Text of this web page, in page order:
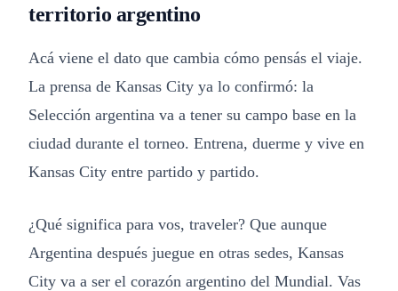
territorio argentino
Acá viene el dato que cambia cómo pensás el viaje.
La prensa de Kansas City ya lo confirmó: la
Selección argentina va a tener su campo base en la
ciudad durante el torneo. Entrena, duerme y vive en
Kansas City entre partido y partido.
¿Qué significa para vos, traveler? Que aunque
Argentina después juegue en otras sedes, Kansas
City va a ser el corazón argentino del Mundial. Vas